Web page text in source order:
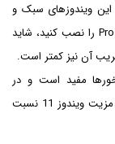
ویندوزهای سبک و
سریع، نسخه معمولی ویندوز 11 نظیر نسخه Home یا Pro را نصب کنید، شاید
آن نیز کمتر است.
11 که برای بازی‌خورها مفید است و در
نسخه‌های قبلی ویندوز وجود ندارد را معرفی می‌کنیم تا مزیت ویندوز 11 نسبت